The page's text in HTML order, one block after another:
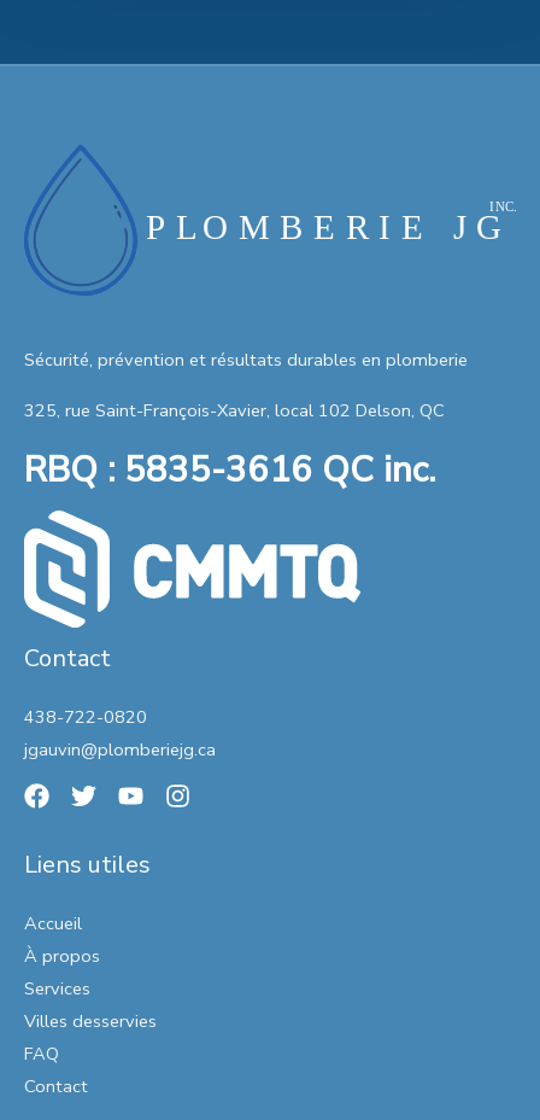
Sécurité, prévention et résultats durables en plomberie
325, rue Saint-François-Xavier, local 102 Delson, QC
RBQ : 5835-3616 QC inc.
Contact
438-722-0820
jgauvin@plomberiejg.ca
Liens utiles
Accueil
À propos
Services
Villes desservies
FAQ
Contact